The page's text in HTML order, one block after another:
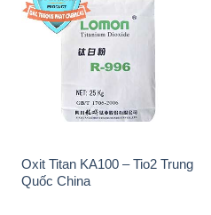
Oxit Titan KA100 – Tio2 Trung
Quốc China